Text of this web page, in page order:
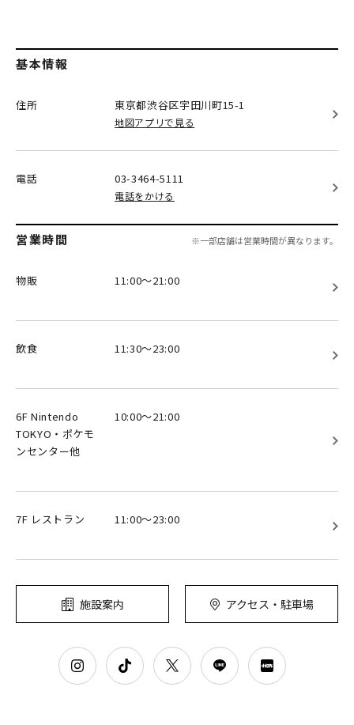
基本情報
住所 東京都渋谷区宇田川町15-1
地図アプリで見る
電話 03-3464-5111
電話をかける
営業時間 ※一部店舗は営業時間が異なります。
物販 11:00～21:00
飲食 11:30～23:00
6F Nintendo
TOKYO・ポケモ
ンセンター他
10:00～21:00
7F レストラン 11:00～23:00
施設案内 アクセス・駐車場